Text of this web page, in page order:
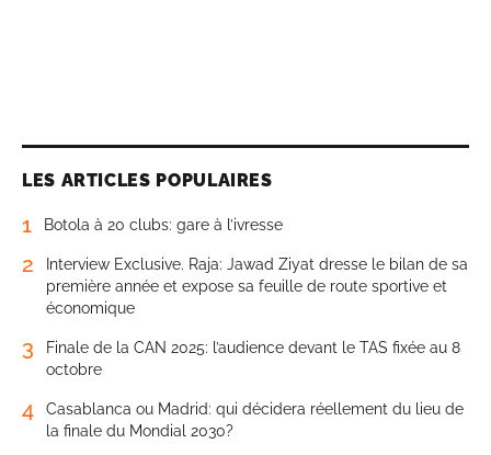
LES ARTICLES POPULAIRES
1 Botola à 20 clubs: gare à l’ivresse
2
Interview Exclusive. Raja: Jawad Ziyat dresse le bilan de sa
première année et expose sa feuille de route sportive et
économique
3
Finale de la CAN 2025: l’audience devant le TAS fixée au 8
octobre
4
Casablanca ou Madrid: qui décidera réellement du lieu de
la finale du Mondial 2030?